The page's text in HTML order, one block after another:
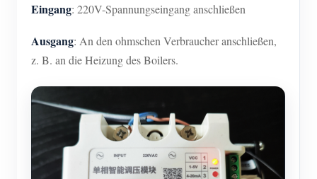
Eingang: 220V-Spannungseingang anschließen
Ausgang: An den ohmschen Verbraucher anschließen,
z. B. an die Heizung des Boilers.